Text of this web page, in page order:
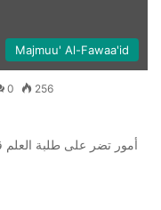
Majmuu' Al-Fawaa'id
0 256
أمور تضر على طلبة